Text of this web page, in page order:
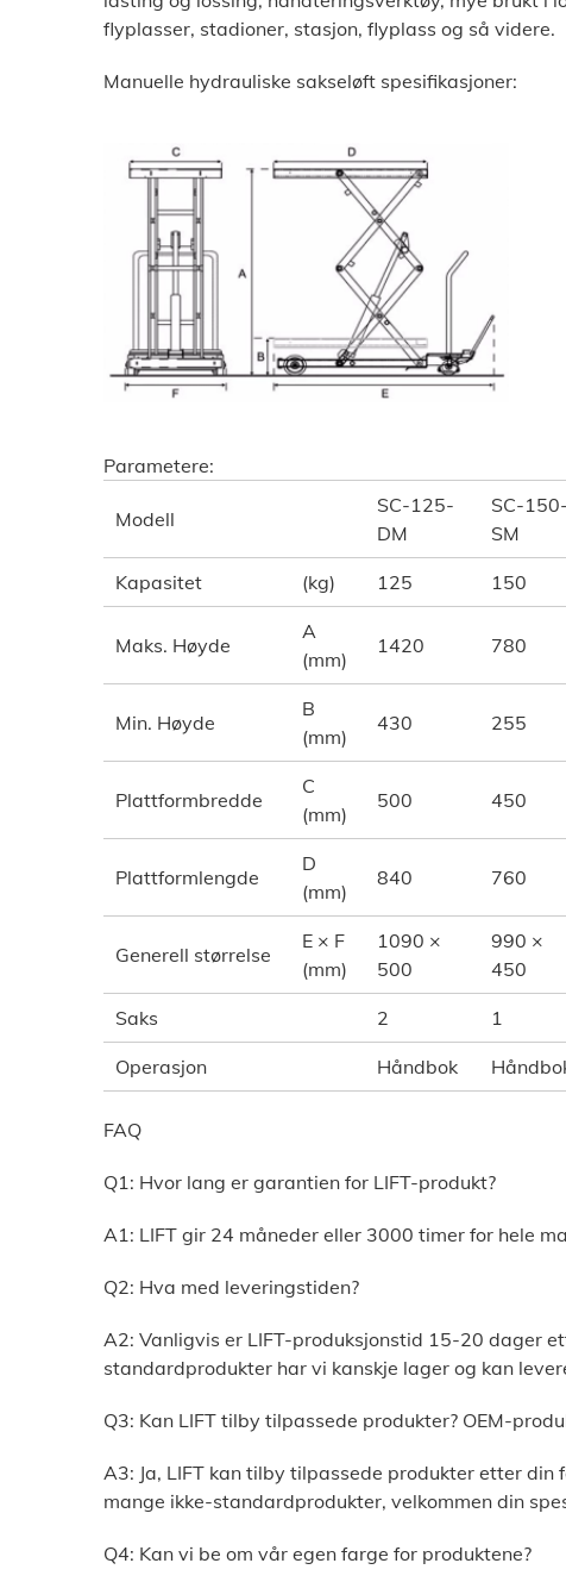
flyplasser, stadioner, stasjon, flyplass og så videre.
Manuelle hydrauliske sakseløft spesifikasjoner:
Parametere:
Modell
SC-125-
DM
SC-150-
SM
Kapasitet (kg) 125 150
Maks. Høyde
A
(mm)
1420 780
Min. Høyde
B
(mm)
430 255
Plattformbredde
C
(mm)
500 450
Plattformlengde
D
(mm)
840 760
Generell størrelse
E × F
(mm)
1090 ×
500
990 ×
450
Saks 2 1
Operasjon Håndbok
FAQ
Q1: Hvor lang er garantien for LIFT-produkt?
A1: LIFT gir 24 måneder eller 3000 timer for hele
Q2: Hva med leveringstiden?
A2: Vanligvis er LIFT-produksjonstid 15-20 dager
standardprodukter har vi kanskje lager og kan
Q3: Kan LIFT tilby tilpassede produkter? OEM-
A3: Ja, LIFT kan tilby tilpassede produkter etter
mange ikke-standardprodukter, velkommen din
Q4: Kan vi be om vår egen farge for produktene?